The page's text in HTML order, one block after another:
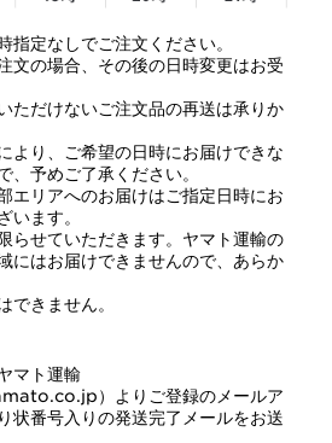
定なしでご注文ください。
文の場合、その後の日時変更はお受
ただけないご注文品の再送は承りか
より、ご希望の日時にお届けできな
、予めご了承ください。
エリアへのお届けはご指定日時にお
います。
らせていただきます。ヤマト運輸の
にはお届けできませんので、あらか
できません。
マト運輸
）よりご登録のメールア
状番号入りの発送完了メールをお送